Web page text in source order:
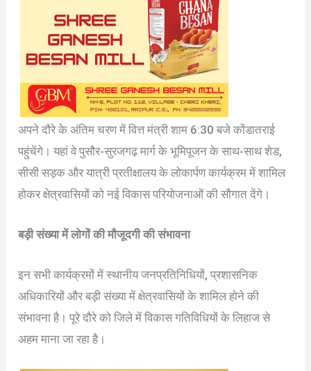
अपने दौरे के अंतिम चरण में वित्त मंत्री शाम 6:30 बजे कोंडातराई
पहुंचेंगे। यहां वे पुसौर-सुरजगढ़ मार्ग के भूमिपूजन के साथ-साथ शेड,
सीसी सड़क और यात्री प्रतीक्षालय के लोकार्पण कार्यक्रम में शामिल
होकर क्षेत्रवासियों को नई विकास परियोजनाओं की सौगात देंगे।
बड़ी संख्या में लोगों की मौजूदगी की संभावना
इन सभी कार्यक्रमों में स्थानीय जनप्रतिनिधियों, प्रशासनिक
अधिकारियों और बड़ी संख्या में क्षेत्रवासियों के शामिल होने की
संभावना है। पूरे दौरे को जिले में विकास गतिविधियों के लिहाज से
अहम माना जा रहा है।